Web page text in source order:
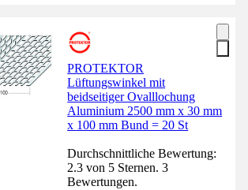
PROTEKTOR
Lüftungswinkel mit
beidseitiger Ovalllochung
Aluminium 2500 mm x 30 mm
x 100 mm Bund = 20 St
Durchschnittliche Bewertung:
2.3 von 5 Sternen. 3
Bewertungen.